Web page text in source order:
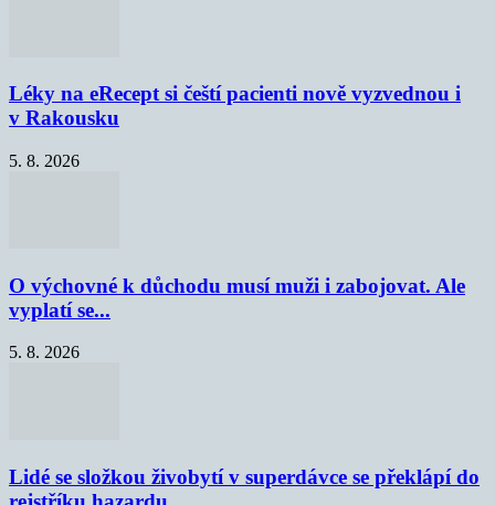
Léky na eRecept si čeští pacienti nově vyzvednou i
v Rakousku
5. 8. 2026
O výchovné k důchodu musí muži i zabojovat. Ale
vyplatí se...
5. 8. 2026
Lidé se složkou živobytí v superdávce se překlápí do